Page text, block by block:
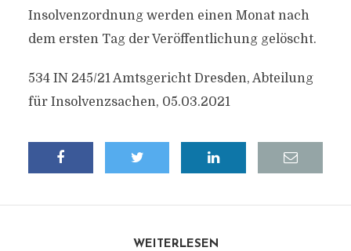
Insolvenzordnung werden einen Monat nach
dem ersten Tag der Veröffentlichung gelöscht.
534 IN 245/21 Amtsgericht Dresden, Abteilung
für Insolvenzsachen, 05.03.2021
WEITERLESEN